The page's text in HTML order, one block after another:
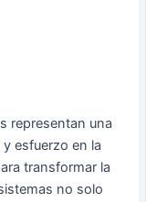
representan una
esfuerzo en la
transformar la
no solo